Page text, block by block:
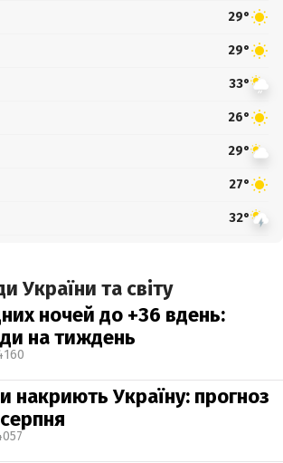
29°
29°
33°
26°
29°
27°
32°
України та світу
ночей до +36 вдень:
на тиждень
накриють Україну: прогноз